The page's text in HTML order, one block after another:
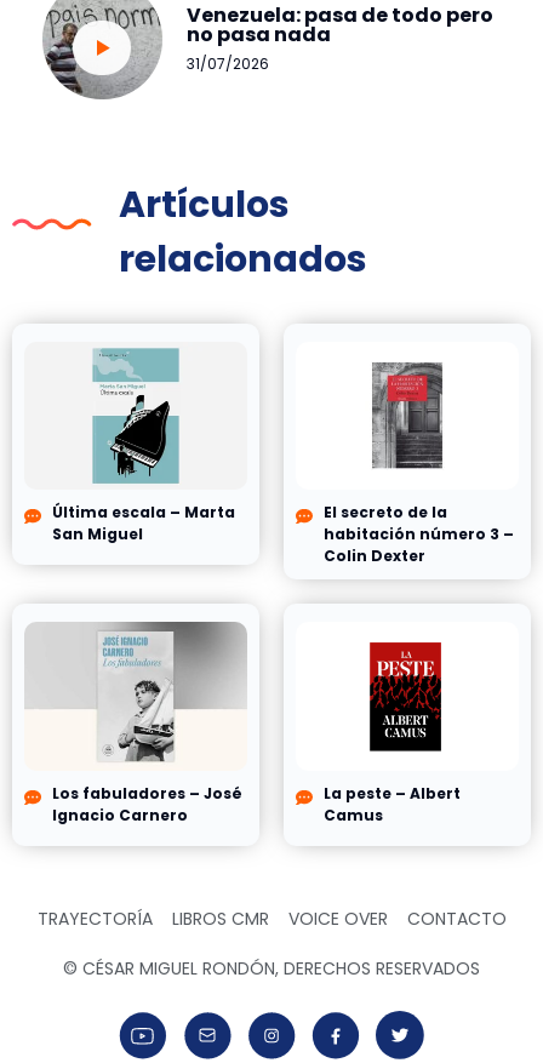
Venezuela: pasa de todo pero
no pasa nada
31/07/2026
Artículos
relacionados
Última escala – Marta
San Miguel
El secreto de la
habitación número 3 –
Colin Dexter
Los fabuladores – José
Ignacio Carnero
La peste – Albert
Camus
TRAYECTORÍA LIBROS CMR VOICE OVER CONTACTO
© CÉSAR MIGUEL RONDÓN, DERECHOS RESERVADOS